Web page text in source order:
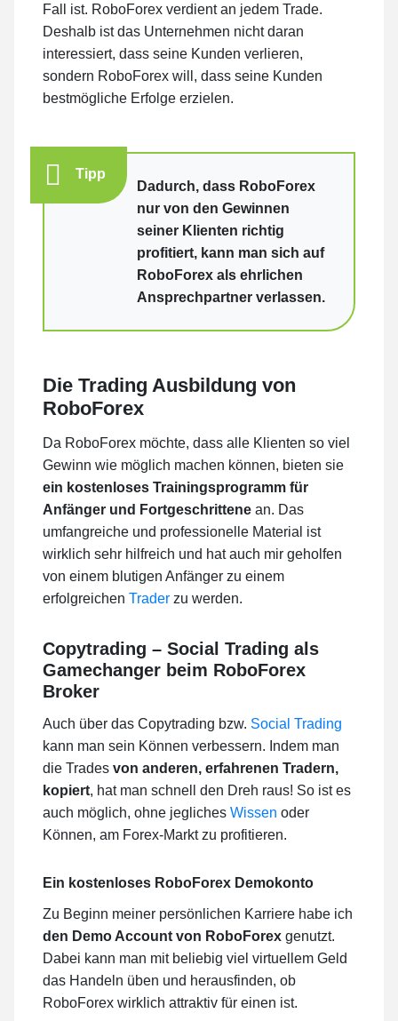
Fall ist. RoboForex verdient an jedem Trade.
Deshalb ist das Unternehmen nicht daran
interessiert, dass seine Kunden verlieren,
sondern RoboForex will, dass seine Kunden
bestmögliche Erfolge erzielen.
Tipp
Dadurch, dass RoboForex
nur von den Gewinnen
seiner Klienten richtig
profitiert, kann man sich auf
RoboForex als ehrlichen
Ansprechpartner verlassen.
Die Trading Ausbildung von
RoboForex
Da RoboForex möchte, dass alle Klienten so viel
Gewinn wie möglich machen können, bieten sie
ein kostenloses Trainingsprogramm für
Anfänger und Fortgeschrittene an. Das
umfangreiche und professionelle Material ist
wirklich sehr hilfreich und hat auch mir geholfen
von einem blutigen Anfänger zu einem
erfolgreichen Trader zu werden.
Copytrading – Social Trading als
Gamechanger beim RoboForex
Broker
Auch über das Copytrading bzw. Social Trading
kann man sein Können verbessern. Indem man
die Trades von anderen, erfahrenen Tradern,
kopiert, hat man schnell den Dreh raus! So ist es
auch möglich, ohne jegliches Wissen oder
Können, am Forex-Markt zu profitieren.
Ein kostenloses RoboForex Demokonto
Zu Beginn meiner persönlichen Karriere habe ich
den Demo Account von RoboForex genutzt.
Dabei kann man mit beliebig viel virtuellem Geld
das Handeln üben und herausfinden, ob
RoboForex wirklich attraktiv für einen ist.